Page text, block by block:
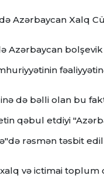
Azərbaycan Xalq
Azərbaycan
də bəlli olan bu
qəbul etdiyi
rəsmən təsbit
və ictimai